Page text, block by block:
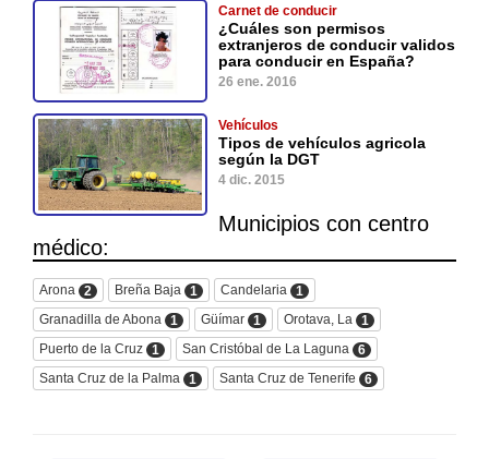
Carnet de conducir
¿Cuáles son permisos
extranjeros de conducir validos
para conducir en España?
26 ene. 2016
Vehículos
Tipos de vehículos agricola
según la DGT
4 dic. 2015
Municipios con centro
médico:
Arona 2 Breña Baja 1 Candelaria
1
Granadilla de Abona
1 Güímar 1 Orotava, La
1
Puerto de la Cruz 1 San Cristóbal de La Laguna
6
Santa Cruz de la Palma
1 Santa Cruz de Tenerife 6